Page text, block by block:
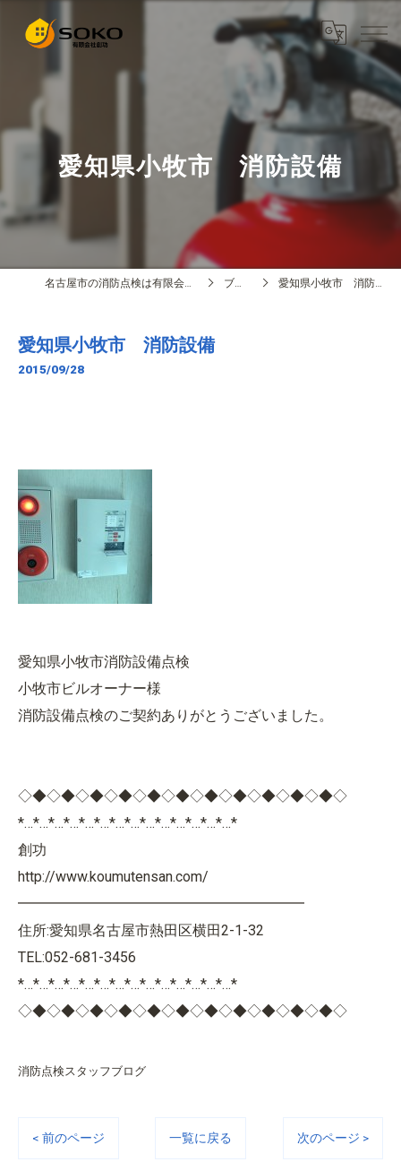
愛知県小牧市 消防設備
名古屋市の消防点検は有限会社創功 ブログ 愛知県小牧市 消防設備
愛知県小牧市 消防設備
2015/09/28
愛知県小牧市消防設備点検
小牧市ビルオーナー様
消防設備点検のご契約ありがとうございました。
◇◆◇◆◇◆◇◆◇◆◇◆◇◆◇◆◇◆◇◆◇◆◇
*…*…*…*…*…*…*…*…*…*…*…*…*…*…*
創功
http://www.koumutensan.com/
━━━━━━━━━━━━━━━━━━━━
住所:愛知県名古屋市熱田区横田2-1-32
TEL:052-681-3456
*…*…*…*…*…*…*…*…*…*…*…*…*…*…*
◇◆◇◆◇◆◇◆◇◆◇◆◇◆◇◆◇◆◇◆◇◆◇
消防点検スタッフブログ
< 前のページ 一覧に戻る 次のページ >